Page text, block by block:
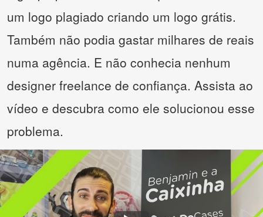
um logo plagiado criando um logo grátis.
Também não podia gastar milhares de reais
numa agência. E não conhecia nenhum
designer freelance de confiança. Assista ao
vídeo e descubra como ele solucionou esse
problema.